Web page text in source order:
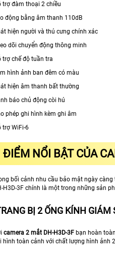
trợ đàm thoại 2 chiều
động bằng âm thanh 110dB
hiện người và thú cưng chính xác
dõi chuyển động thông minh
trợ chế độ tuần tra
hình ảnh ban đêm có màu
hiện âm thanh bất thường
báo chủ động còi hú
phép ghi hình kèm ghi âm
trợ WiFi-6
ĐIỂM NỔI BẬT CỦA
bối cảnh nhu cầu bảo mật ngày
H3D-3F chính là một trong những sản
BỊ 2 ỐNG KÍNH
camera 2 mắt DH-H3D-3F bạn hoàn
hình toàn cảnh với chất lượng hình ảnh